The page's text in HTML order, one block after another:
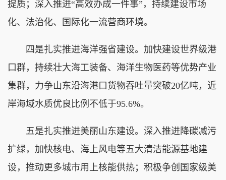
提质；深入推进“高效办成一件事”，持续建设市场
化、法治化、国际化一流营商环境。
四是扎实推进海洋强省建设。加快建设世界级港
口群，持续壮大海工装备、海洋生物医药等优势产业
集群，力争山东沿海港口货物吞吐量突破20亿吨，近
岸海域水质优良比例不低于95.6%。
五是扎实推进美丽山东建设。深入推进降碳减污
扩绿，加快核电、海上风电等五大清洁能源基地建
设，推动更多城市用上核能供热；积极争创国家级美